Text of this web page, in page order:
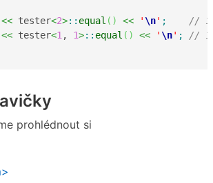
<< tester<2>:: equal ( ) << ' \n' ;
// 1
<< tester<1 , 1>:: equal ( ) << ' \n' ;
// 1
prohlédnout si